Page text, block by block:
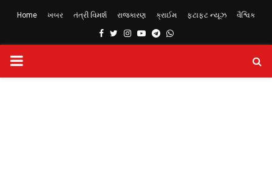
Home ખબર તંત્રી વિમર્શ રાજકારણ ક્રાઈમ ફટાફટ ન્યૂઝ વૈશ્વિક
Facebook
TwitterInstagram
YoutubeTelegram
Whatsapp
PRIMARY